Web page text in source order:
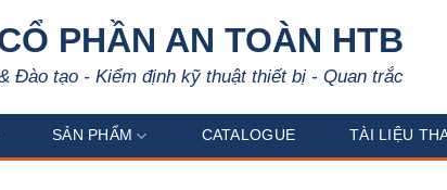
PHẦN AN TOÀN HTB
Đào tạo - Kiểm định kỹ thuật thiết bị - Quan trắc
SẢN PHẨM CATALOGUE TÀI LIỆU